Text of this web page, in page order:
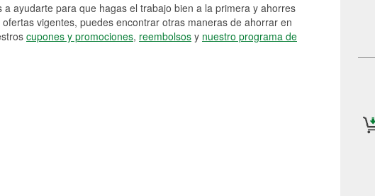
ayudarte para que hagas el trabajo bien a la primera y ahorres
ofertas vigentes, puedes encontrar otras maneras de ahorrar en
cupones y promociones, reembolsos y nuestro programa de